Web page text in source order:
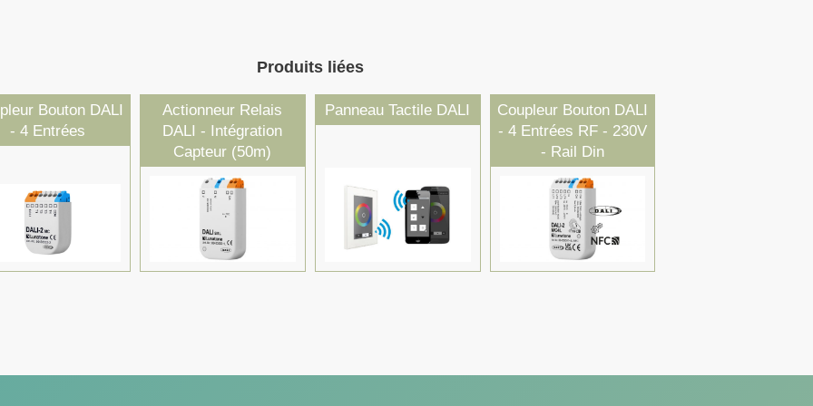
Produits liées
Bouton DALI
- 4 Entrées
Actionneur Relais
DALI - Intégration
Capteur (50m)
Panneau Tactile DALI
Coupleur Bouton DALI
- 4 Entrées RF - 230V
- Rail Din